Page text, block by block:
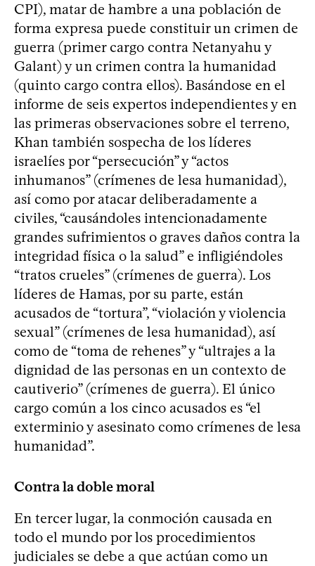
CPI), matar de hambre a una población de
forma expresa puede constituir un crimen de
guerra (primer cargo contra Netanyahu y
Galant) y un crimen contra la humanidad
(quinto cargo contra ellos). Basándose en el
informe de seis expertos independientes y en
las primeras observaciones sobre el terreno,
Khan también sospecha de los líderes
israelíes por “persecución” y “actos
inhumanos” (crímenes de lesa humanidad),
así como por atacar deliberadamente a
civiles, “causándoles intencionadamente
grandes sufrimientos o graves daños contra la
integridad física o la salud” e infligiéndoles
“tratos crueles” (crímenes de guerra). Los
líderes de Hamas, por su parte, están
acusados de “tortura”, “violación y violencia
sexual” (crímenes de lesa humanidad), así
como de “toma de rehenes” y “ultrajes a la
dignidad de las personas en un contexto de
cautiverio” (crímenes de guerra). El único
cargo común a los cinco acusados es “el
exterminio y asesinato como crímenes de lesa
humanidad”.
Contra la doble moral
En tercer lugar, la conmoción causada en
todo el mundo por los procedimientos
judiciales se debe a que actúan como un